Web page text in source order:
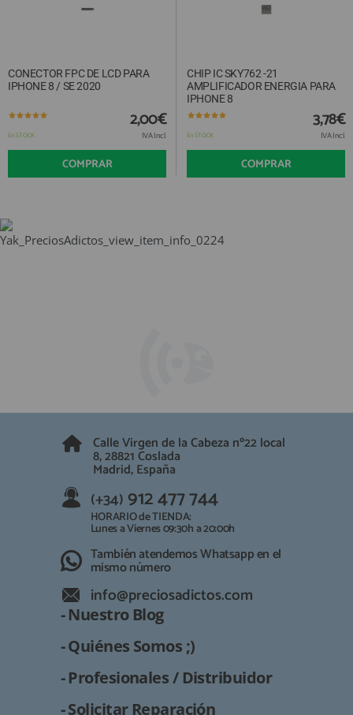
CONECTOR FPC DE LCD PARA
IPHONE 8 / SE 2020
En STOCK
2,00€
IVA Incl.
COMPRAR
CHIP IC SKY762 -21
AMPLIFICADOR ENERGIA PARA
IPHONE 8
En STOCK
3,78€
IVA Incl.
COMPRAR
Calle Virgen de la Cabeza nº22 local
8, 28821 Coslada
Madrid, España
(+34) 912 477 744
HORARIO de TIENDA:
Lunes a Viernes 09:30h a 20:00h
También atendemos Whatsapp en el
mismo número
info@preciosadictos.com
- Nuestro Blog
- Quiénes Somos ;)
- Profesionales / Distribuidor
- Solicitar Reparación